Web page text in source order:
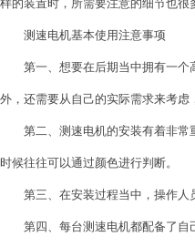
样的装置时，所需要注意的细节也
测速电机基本使用注意事项
第一、想要在后期当中拥有一个
外，还需要从自己的实际需求来考
第二、测速电机的安装有着非常
时候往往可以通过颜色进行判断。
第三、在安装过程当中，操作人
第四、每台测速电机都配备了自